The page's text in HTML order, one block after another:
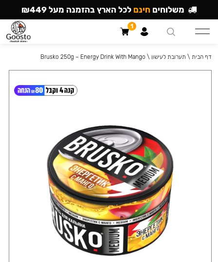
דף הבית \ תערובת לעישון \
Brusko 250g – Energy Drink With Mango
משלוחים חינם לכל הארץ בהזמנה מעל ₪449
1